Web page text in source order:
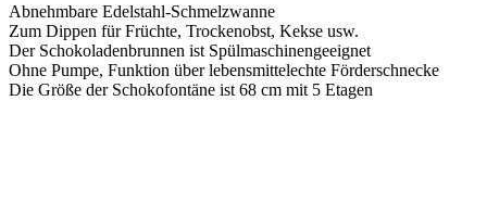
Abnehmbare Edelstahl-Schmelzwanne
Zum Dippen für Früchte, Trockenobst, Kekse usw.
Der Schokoladenbrunnen ist Spülmaschinengeeignet
Ohne Pumpe, Funktion über lebensmittelechte Förderschnecke
Die Größe der Schokofontäne ist 68 cm mit 5 Etagen